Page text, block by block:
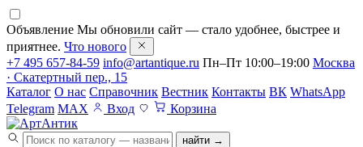
Объявление Мы обновили сайт — стало удобнее, быстрее и
приятнее. Что нового
+7 495 657-84-59 info@artantique.ru Пн–Пт 10:00–19:00 Москва
· Скатертный пер., 15
Каталог О нас Справочник Вестник Контакты ВК WhatsApp
Telegram MAX Вход Корзина
найти →